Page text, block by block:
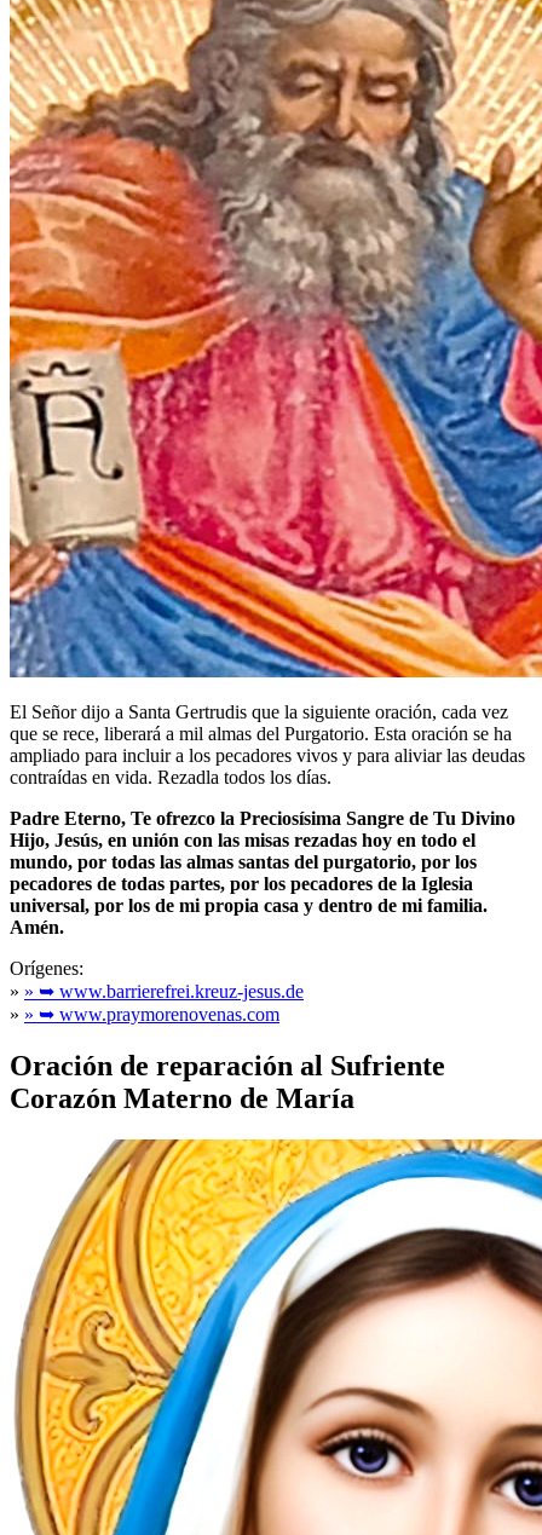
El Señor dijo a Santa Gertrudis que la siguiente oración, cada vez
que se rece, liberará a mil almas del Purgatorio. Esta oración se ha
ampliado para incluir a los pecadores vivos y para aliviar las deudas
contraídas en vida. Rezadla todos los días.
Padre Eterno, Te ofrezco la Preciosísima Sangre de Tu Divino
Hijo, Jesús, en unión con las misas rezadas hoy en todo el
mundo, por todas las almas santas del purgatorio, por los
pecadores de todas partes, por los pecadores de la Iglesia
universal, por los de mi propia casa y dentro de mi familia.
Amén.
Orígenes:
» » ➥ www.barrierefrei.kreuz-jesus.de
» » ➥ www.praymorenovenas.com
Oración de reparación al Sufriente
Corazón Materno de María